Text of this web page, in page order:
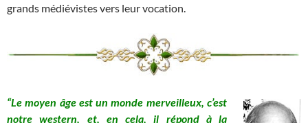
grands médiévistes vers leur vocation.
“Le moyen âge est un monde merveilleux, c’est
notre western, et, en cela, il répond à la